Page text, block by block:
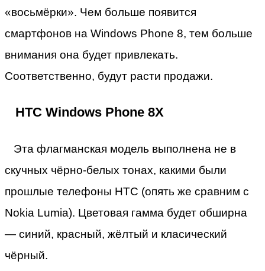
«восьмёрки». Чем больше появится
смартфонов на Windows Phone 8, тем больше
внимания она будет привлекать.
Соответственно, будут расти продажи.
HTC Windows Phone 8X
Эта флагманская модель выполнена не в
скучных чёрно-белых тонах, какими были
прошлые телефоны HTC (опять же сравним с
Nokia Lumia). Цветовая гамма будет обширна
— синий, красный, жёлтый и класический
чёрный.